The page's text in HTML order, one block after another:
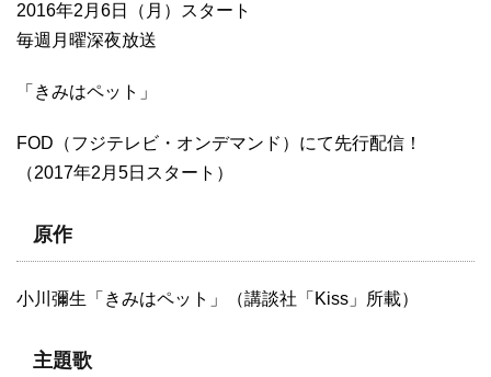
2016年2月6日（月）スタート
毎週月曜深夜放送
「きみはペット」
FOD（フジテレビ・オンデマンド）にて先行配信！
（2017年2月5日スタート）
原作
小川彌生「きみはペット」（講談社「Kiss」所載）
主題歌